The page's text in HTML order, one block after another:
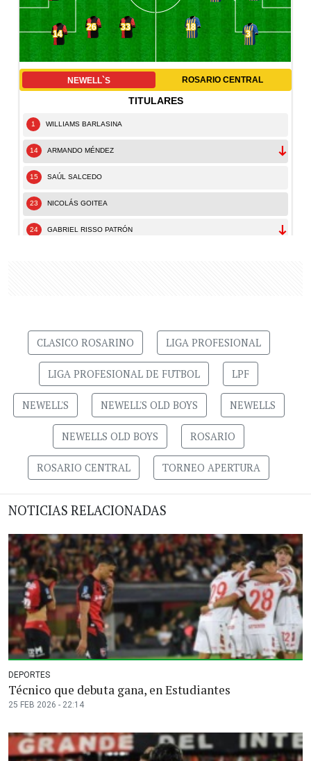
CLASICO ROSARINO LIGA PROFESIONAL
LIGA PROFESIONAL DE FUTBOL LPF
NEWELL'S NEWELL'S OLD BOYS NEWELLS
NEWELLS OLD BOYS ROSARIO
ROSARIO CENTRAL TORNEO APERTURA
NOTICIAS RELACIONADAS
DEPORTES
Técnico que debuta gana, en Estudiantes
25 FEB 2026 - 22:14